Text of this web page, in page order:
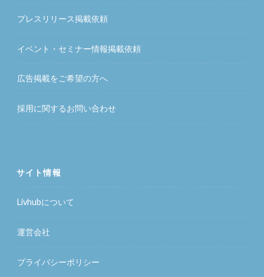
プレスリリース掲載依頼
イベント・セミナー情報掲載依頼
広告掲載をご希望の方へ
採用に関するお問い合わせ
サイト情報
Livhubについて
運営会社
プライバシーポリシー